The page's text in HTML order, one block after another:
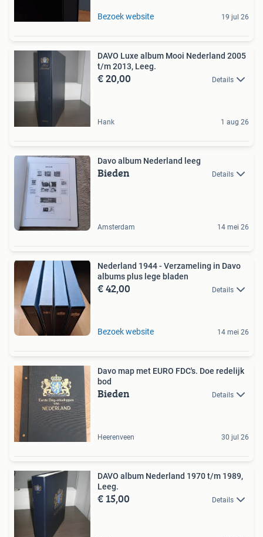
Bezoek website 19 jul 26
DAVO Luxe album Mooi Nederland 2005
t/m 2013, Leeg.
€ 20,00 Details
Hank 1 aug 26
Davo album Nederland leeg
Bieden Details
Amsterdam 14 mei 26
Nederland 1944 - Verzameling in Davo
albums plus lege bladen
€ 42,00 Details
Bezoek website 14 mei 26
Davo map met EURO FDC's. Doe redelijk
bod
Bieden Details
Heerenveen 30 jul 26
DAVO album Nederland 1970 t/m 1989,
Leeg.
€ 15,00 Details